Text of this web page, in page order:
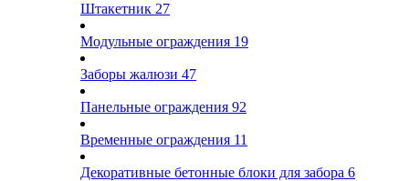
Штакетник 27
Модульные ограждения 19
Заборы жалюзи 47
Панельные ограждения 92
Временные ограждения 11
Декоративные бетонные блоки для забора 6